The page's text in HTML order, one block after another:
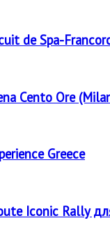
de Spa-
Cento Ore
Greece
Iconic Rally